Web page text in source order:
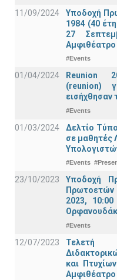
11/09/2024
Υποδοχή
1984 (40
27
Αμφιθέατρο
#Events
01/04/2024
Reunion
(reunion)
εισήχθησαν
#Events
01/03/2024
Δελτίο
σε μαθητές
#Events
23/10/2023
Υποδοχή
Πρωτοετών
2023,
#Events
12/07/2023
Τελετή
και
Αμφιθέατρο